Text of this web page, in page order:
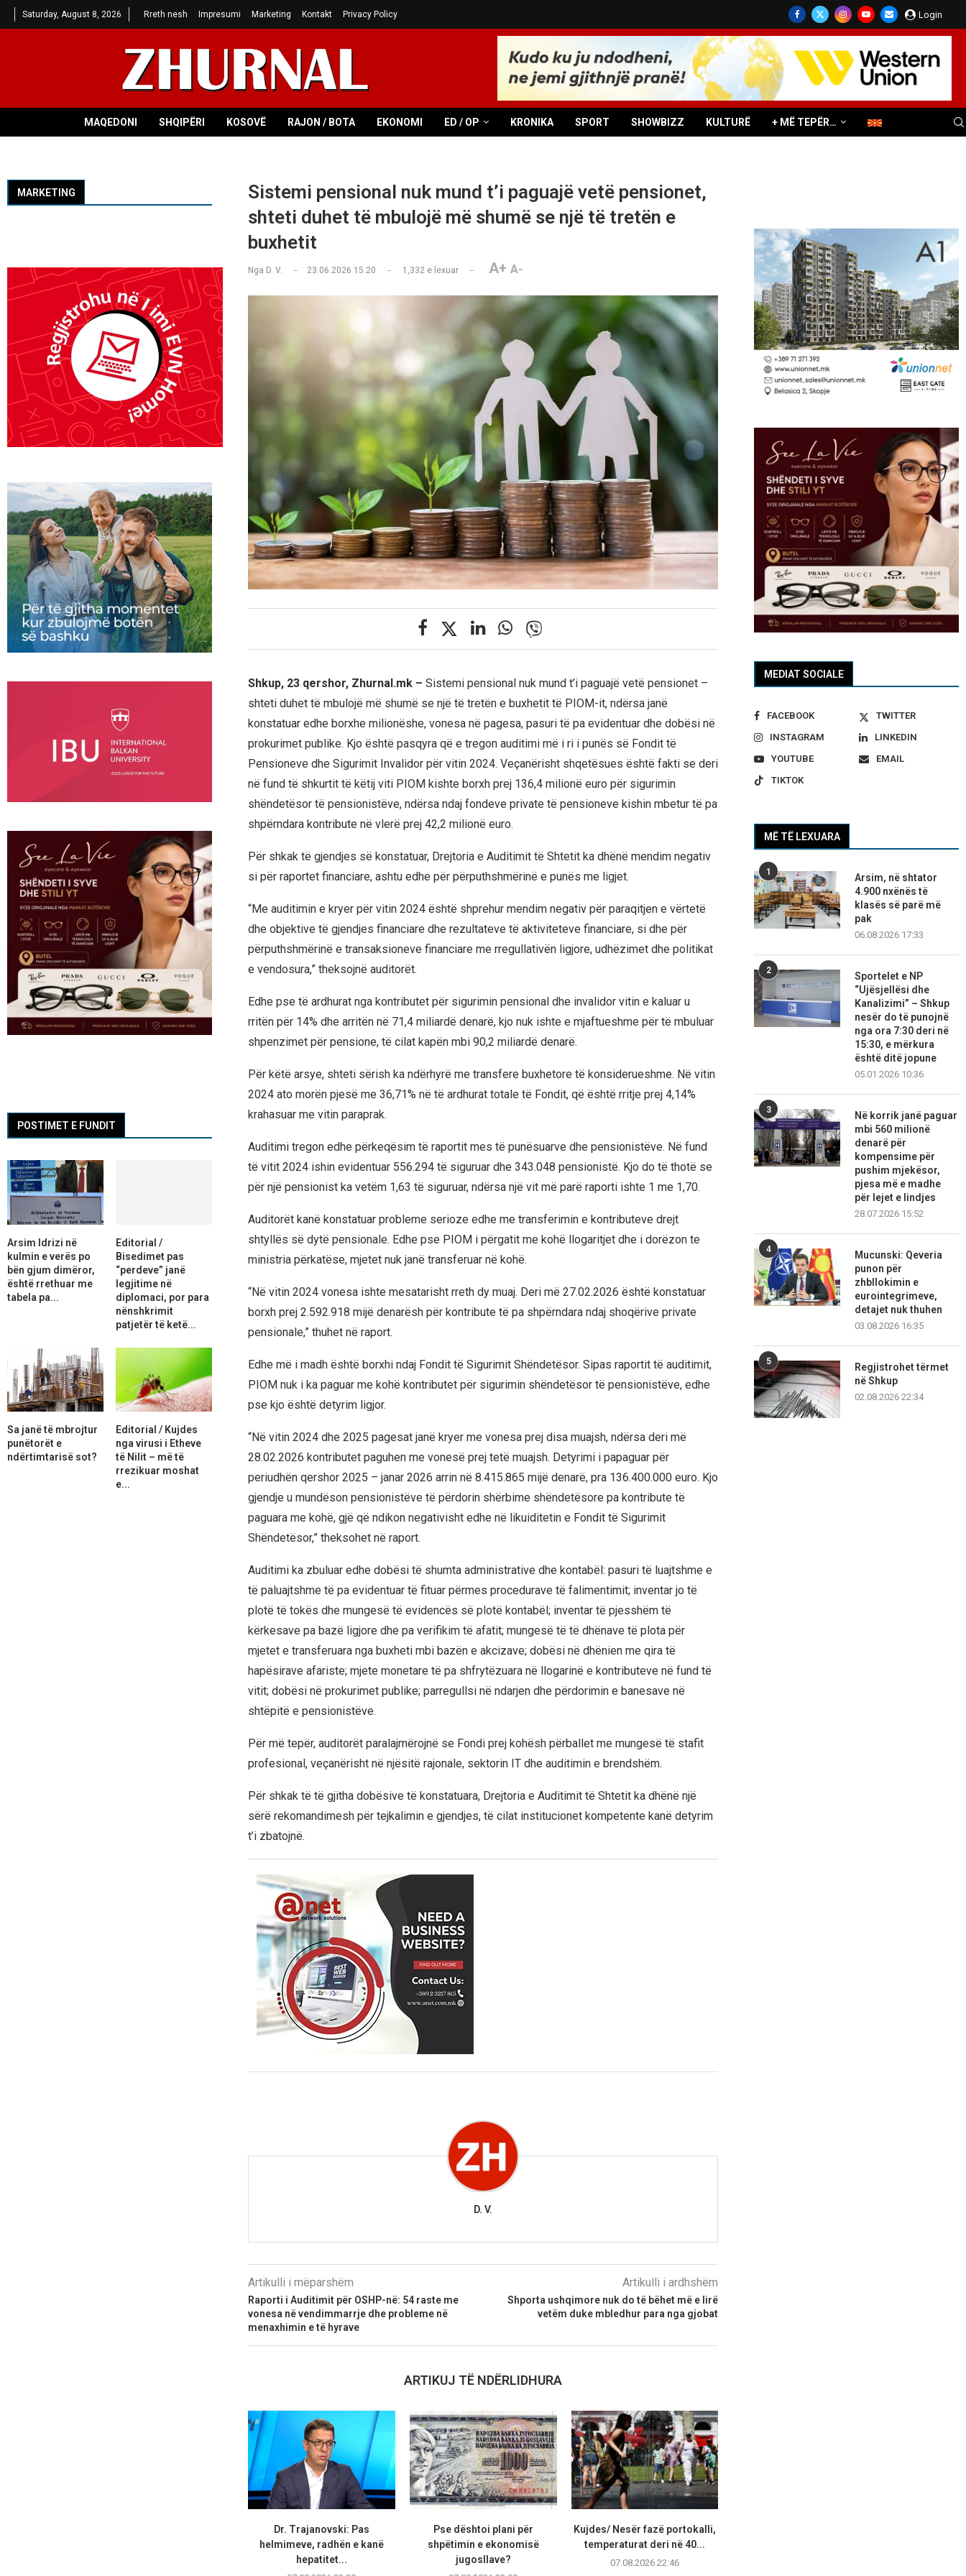
Saturday, August 8, 2026 Rreth nesh Impresumi Marketing Kontakt Privacy Policy Login
MAQEDONI SHQIPËRI KOSOVË RAJON / BOTA EKONOMI ED / OP KRONIKA SPORT SHOWBIZZ KULTURË + MË TEPËR…
Sistemi pensional nuk mund t’i paguajë vetë pensionet,
shteti duhet të mbulojë më shumë se një të tretën e
buxhetit
Nga D. V. 23.06.2026 15:20 1,332e lexuar A+ A-
Shkup, 23 qershor, Zhurnal.mk – Sistemi pensional nuk mund t’i paguajë vetë pensionet –
shteti duhet të mbulojë më shumë se një të tretën e buxhetit të PIOM-it, ndërsa janë
konstatuar edhe borxhe milionëshe, vonesa në pagesa, pasuri të pa evidentuar dhe dobësi në
prokurimet publike. Kjo është pasqyra që e tregon auditimi më i ri i punës së Fondit të
Pensioneve dhe Sigurimit Invalidor për vitin 2024. Veçanërisht shqetësues është fakti se deri
në fund të shkurtit të këtij viti PIOM kishte borxh prej 136,4 milionë euro për sigurimin
shëndetësor të pensionistëve, ndërsa ndaj fondeve private të pensioneve kishin mbetur të pa
shpërndara kontribute në vlerë prej 42,2 milionë euro.
Për shkak të gjendjes së konstatuar, Drejtoria e Auditimit të Shtetit ka dhënë mendim negativ
si për raportet financiare, ashtu edhe për përputhshmërinë e punës me ligjet.
“Me auditimin e kryer për vitin 2024 është shprehur mendim negativ për paraqitjen e vërtetë
dhe objektive të gjendjes financiare dhe rezultateve të aktiviteteve financiare, si dhe për
përputhshmërinë e transaksioneve financiare me rregullativën ligjore, udhëzimet dhe politikat
e vendosura,” theksojnë auditorët.
Edhe pse të ardhurat nga kontributet për sigurimin pensional dhe invalidor vitin e kaluar u
rritën për 14% dhe arritën në 71,4 miliardë denarë, kjo nuk ishte e mjaftueshme për të mbuluar
shpenzimet për pensione, të cilat kapën mbi 90,2 miliardë denarë.
Për këtë arsye, shteti sërish ka ndërhyrë me transfere buxhetore të konsiderueshme. Në vitin
2024 ato morën pjesë me 36,71% në të ardhurat totale të Fondit, që është rritje prej 4,14%
krahasuar me vitin paraprak.
Auditimi tregon edhe përkeqësim të raportit mes të punësuarve dhe pensionistëve. Në fund
të vitit 2024 ishin evidentuar 556.294 të siguruar dhe 343.048 pensionistë. Kjo do të thotë se
për një pensionist ka vetëm 1,63 të siguruar, ndërsa një vit më parë raporti ishte 1 me 1,70.
Auditorët kanë konstatuar probleme serioze edhe me transferimin e kontributeve drejt
shtyllës së dytë pensionale. Edhe pse PIOM i përgatit me kohë llogaritjet dhe i dorëzon te
ministria përkatëse, mjetet nuk janë transferuar në kohë.
“Në vitin 2024 vonesa ishte mesatarisht rreth dy muaj. Deri më 27.02.2026 është konstatuar
borxh prej 2.592.918 mijë denarësh për kontribute të pa shpërndara ndaj shoqërive private
pensionale,” thuhet në raport.
Edhe më i madh është borxhi ndaj Fondit të Sigurimit Shëndetësor. Sipas raportit të auditimit,
PIOM nuk i ka paguar me kohë kontributet për sigurimin shëndetësor të pensionistëve, edhe
pse kjo është detyrim ligjor.
“Në vitin 2024 dhe 2025 pagesat janë kryer me vonesa prej disa muajsh, ndërsa deri më
28.02.2026 kontributet paguhen me vonesë prej tetë muajsh. Detyrimi i papaguar për
periudhën qershor 2025 – janar 2026 arrin në 8.415.865 mijë denarë, pra 136.400.000 euro. Kjo
gjendje u mundëson pensionistëve të përdorin shërbime shëndetësore pa kontribute të
paguara me kohë, gjë që ndikon negativisht edhe në likuiditetin e Fondit të Sigurimit
Shëndetësor,” theksohet në raport.
Auditimi ka zbuluar edhe dobësi të shumta administrative dhe kontabël: pasuri të luajtshme e
të paluajtshme të pa evidentuar të fituar përmes procedurave të falimentimit; inventar jo të
plotë të tokës dhe mungesë të evidencës së plotë kontabël; inventar të pjesshëm të
kërkesave pa bazë ligjore dhe pa verifikim të afatit; mungesë të të dhënave të plota për
mjetet e transferuara nga buxheti mbi bazën e akcizave; dobësi në dhënien me qira të
hapësirave afariste; mjete monetare të pa shfrytëzuara në llogarinë e kontributeve në fund të
vitit; dobësi në prokurimet publike; parregullsi në ndarjen dhe përdorimin e banesave në
shtëpitë e pensionistëve.
Për më tepër, auditorët paralajmërojnë se Fondi prej kohësh përballet me mungesë të stafit
profesional, veçanërisht në njësitë rajonale, sektorin IT dhe auditimin e brendshëm.
Për shkak të të gjitha dobësive të konstatuara, Drejtoria e Auditimit të Shtetit ka dhënë një
sërë rekomandimesh për tejkalimin e gjendjes, të cilat institucionet kompetente kanë detyrim
t’i zbatojnë.
D. V.
Artikulli i mëparshëm
Raporti i Auditimit për OSHP-në: 54 raste me
vonesa në vendimmarrje dhe probleme në
menaxhimin e të hyrave
Artikulli i ardhshëm
Shporta ushqimore nuk do të bëhet më e lirë
vetëm duke mbledhur para nga gjobat
ARTIKUJ TË NDËRLIDHURA
Dr. Trajanovski: Pas
helmimeve, radhën e kanë
hepatitet...
Pse dështoi plani për
shpëtimin e ekonomisë
jugosllave?
Kujdes/ Nesër fazë portokalli,
temperaturat deri në 40...
07.08.2026 22:46
MEDIAT SOCIALE
FACEBOOK
TWITTER
INSTAGRAM
LINKEDIN
YOUTUBE
EMAIL
TIKTOK
MË TË LEXUARA
1
Arsim, në shtator
4.900 nxënës të
klasës së parë më
pak
06.08.2026 17:33
2
Sportelet e NP
“Ujësjellësi dhe
Kanalizimi” – Shkup
nesër do të punojnë
nga ora 7:30 deri në
15:30, e mërkura
është ditë jopune
05.01.2026 10:36
3
Në korrik janë paguar
mbi 560 milionë
denarë për
kompensime për
pushim mjekësor,
pjesa më e madhe
për lejet e lindjes
28.07.2026 15:52
4
Mucunski: Qeveria
punon për
zhbllokimin e
eurointegrimeve,
detajet nuk thuhen
03.08.2026 16:35
5
Regjistrohet tërmet
në Shkup
02.08.2026 22:34
MARKETING
POSTIMET E FUNDIT
Arsim Idrizi në
kulmin e verës po
bën gjum dimëror,
është rrethuar me
tabela pa...
Editorial /
Bisedimet pas
“perdeve” janë
legjitime në
diplomaci, por para
nënshkrimit
patjetër të ketë...
Sa janë të mbrojtur
punëtorët e
ndërtimtarisë sot?
Editorial / Kujdes
nga virusi i Etheve
të Nilit – më të
rrezikuar moshat
e...